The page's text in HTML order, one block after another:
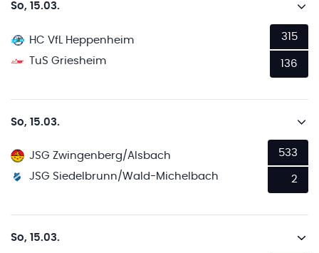
So, 15.03.
HC VfL Heppenheim
TuS Griesheim
315
136
So, 15.03.
JSG Zwingenberg/Alsbach
JSG Siedelbrunn/Wald-Michelbach
533
2
So, 15.03.